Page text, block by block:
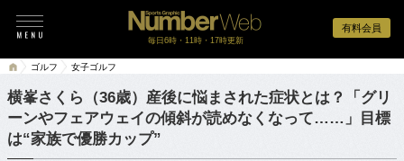
有料会員
毎日6時・11時・17時更新
ゴルフ 女子ゴルフ
横峯さくら（36歳）産後に悩まされた症状とは？「グリ
ーンやフェアウェイの傾斜が読めなくなって……」目標
は“家族で優勝カップ”